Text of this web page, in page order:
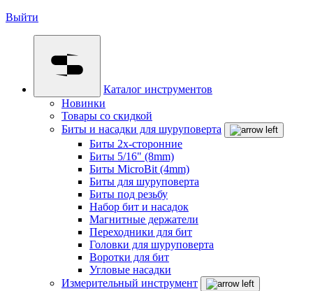
Выйти
Каталог инструментов
Новинки
Товары со скидкой
Биты и насадки для шуруповерта
Биты 2х-сторонние
Биты 5/16" (8mm)
Биты MicroBit (4mm)
Биты для шуруповерта
Биты под резьбу
Набор бит и насадок
Магнитные держатели
Переходники для бит
Головки для шуруповерта
Воротки для бит
Угловые насадки
Измерительный инструмент